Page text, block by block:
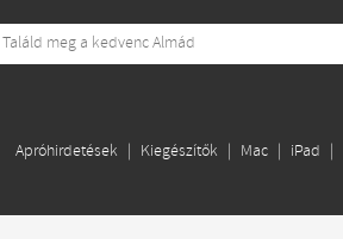
Apróhirdetések Kiegészítők Mac iPad